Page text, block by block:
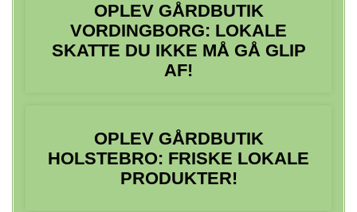
OPLEV GÅRDBUTIK
VORDINGBORG: LOKALE
SKATTE DU IKKE MÅ GÅ GLIP
AF!
OPLEV GÅRDBUTIK
HOLSTEBRO: FRISKE LOKALE
PRODUKTER!